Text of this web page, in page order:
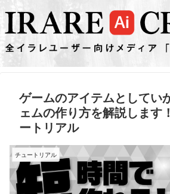
ゲームのアイテムとしてい
ェムの作り方を解説します
ートリアル
チュートリアル